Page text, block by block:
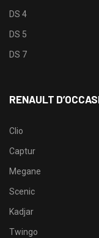
DS 4
DS 5
DS 7
RENAULT
Clio
Captur
Megane
Scenic
Kadjar
Twingo